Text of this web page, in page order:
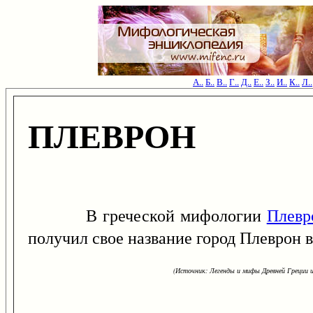
А..Б..В..Г..Д..Е..З..И..К..Л..
ПЛЕВРОН
В греческой мифологии
получил свое название город Плеврон
(Источник: Легенды и мифы Древней